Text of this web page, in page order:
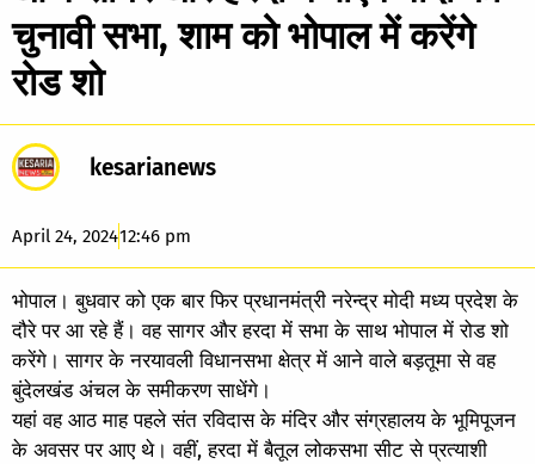
चुनावी सभा, शाम को भोपाल में करेंगे
रोड शो
kesarianews
April 24, 202412:46 pm
भोपाल। बुधवार को एक बार फिर प्रधानमंत्री नरेन्द्र मोदी मध्य प्रदेश के
दौरे पर आ रहे हैं। वह सागर और हरदा में सभा के साथ भोपाल में रोड शो
करेंगे। सागर के नरयावली विधानसभा क्षेत्र में आने वाले बड़तूमा से वह
बुंदेलखंड अंचल के समीकरण साधेंगे।
यहां वह आठ माह पहले संत रविदास के मंदिर और संग्रहालय के भूमिपूजन
के अवसर पर आए थे। वहीं, हरदा में बैतूल लोकसभा सीट से प्रत्याशी